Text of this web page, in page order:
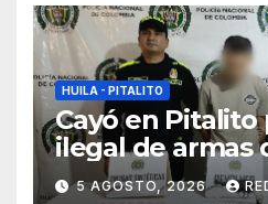
HUILA - PITALITO
Cayó en
ilegal de armas
tráfico de
5 AGOSTO, 2026